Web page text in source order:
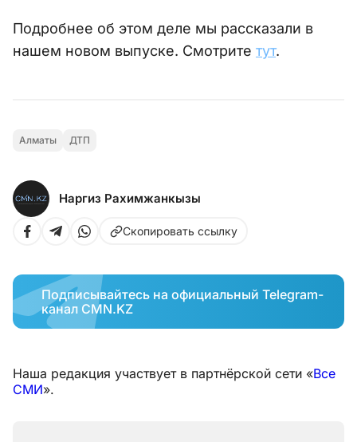
Подробнее об этом деле мы рассказали в
нашем новом выпуске. Смотрите тут.
Алматы ДТП
Наргиз Рахимжанкызы
Скопировать ссылку
Подписывайтесь на официальный Telegram-
канал CMN.KZ
Наша редакция участвует в партнёрской сети «Все
СМИ».